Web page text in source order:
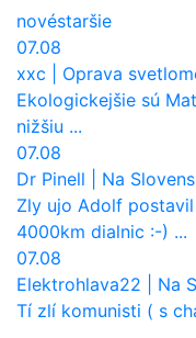
novéstaršie
07.08
xxc
Oprava svetlometov by
Ekologickejšie sú
nižšiu ...
07.08
Dr Pinell
Na Slovensku
Zly ujo Adolf
4000km dialnic :-) ...
07.08
Elektrohlava22
Na
Tí zlí komunisti ( s